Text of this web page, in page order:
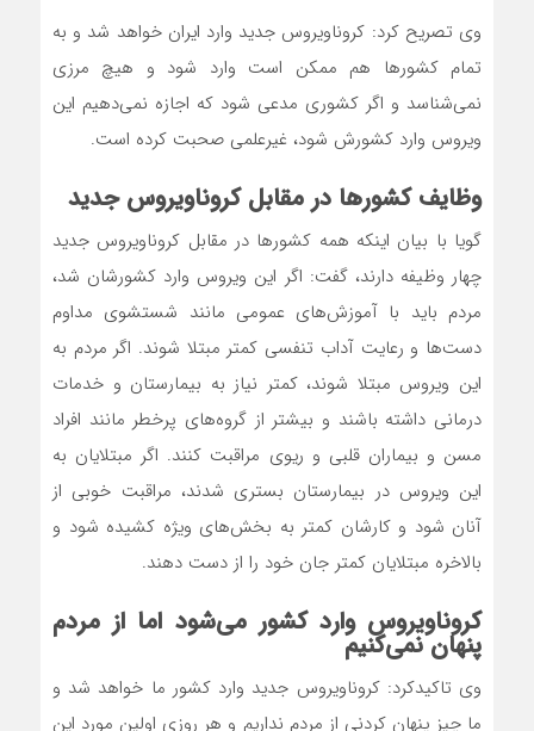
وی تصریح کرد: کروناویروس جدید وارد ایران خواهد شد و به
تمام کشورها هم ممکن است وارد شود و هیچ مرزی
نمی‌شناسد و اگر کشوری مدعی شود که اجازه نمی‌دهیم این
ویروس وارد کشورش شود، غیرعلمی صحبت کرده است.
وظایف کشورها در مقابل کروناویروس جدید
گویا با بیان اینکه همه کشورها در مقابل کروناویروس جدید
چهار وظیفه دارند، گفت: اگر این ویروس وارد کشورشان شد،
مردم باید با آموزش‌های عمومی مانند شستشوی مداوم
دست‌ها و رعایت آداب تنفسی کمتر مبتلا شوند. اگر مردم به
این ویروس مبتلا شوند، کمتر نیاز به بیمارستان و خدمات
درمانی داشته باشند و بیشتر از گروه‌های پرخطر مانند افراد
مسن و بیماران قلبی و ریوی مراقبت کنند. اگر مبتلایان به
این ویروس در بیمارستان بستری شدند، مراقبت خوبی از
آنان شود و کارشان کمتر به بخش‌های ویژه کشیده شود و
بالاخره مبتلایان کمتر جان خود را از دست دهند.
کروناویروس وارد کشور می‌شود اما از مردم
پنهان نمی‌کنیم
وی تاکیدکرد: کروناویروس جدید وارد کشور ما خواهد شد و
ما چیز پنهان کردنی از مردم نداریم و هر روزی اولین مورد این